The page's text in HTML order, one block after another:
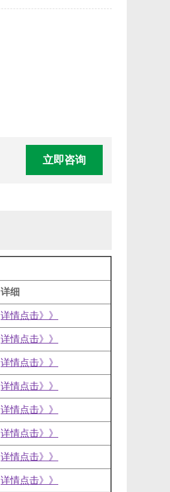
立即咨询
详细
详情点击》》
详情点击》》
详情点击》》
详情点击》》
详情点击》》
详情点击》》
详情点击》》
详情点击》》